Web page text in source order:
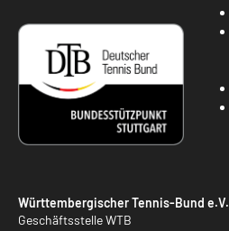
Württembergischer Tennis-Bund e.V.
Geschäftsstelle WTB